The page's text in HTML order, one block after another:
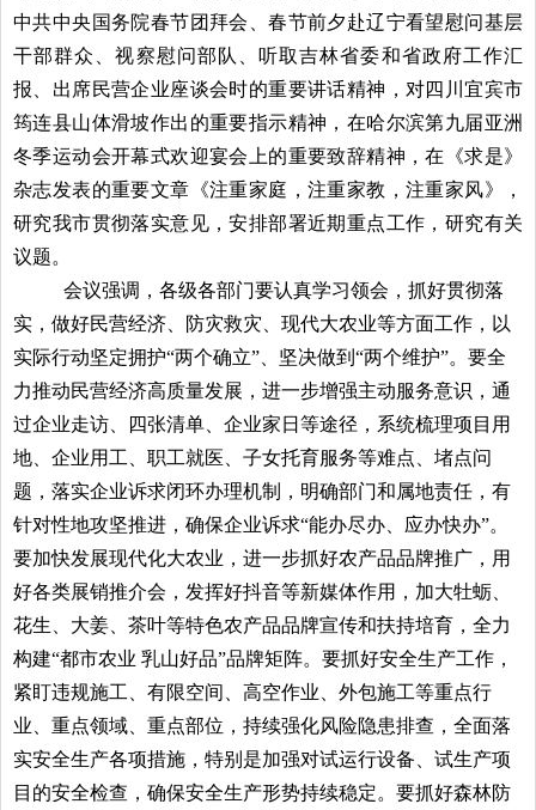
中共中央国务院春节团拜会、春节前夕赴辽宁看望慰问基层
干部群众、视察慰问部队、听取吉林省委和省政府工作汇
报、出席民营企业座谈会时的重要讲话精神，对四川宜宾市
筠连县山体滑坡作出的重要指示精神，在哈尔滨第九届亚洲
冬季运动会开幕式欢迎宴会上的重要致辞精神，在《求是》
杂志发表的重要文章《注重家庭，注重家教，注重家风》，
研究我市贯彻落实意见，安排部署近期重点工作，研究有关
议题。
会议强调，各级各部门要认真学习领会，抓好贯彻落
实，做好民营经济、防灾救灾、现代大农业等方面工作，以
实际行动坚定拥护“两个确立”、坚决做到“两个维护”。要全
力推动民营经济高质量发展，进一步增强主动服务意识，通
过企业走访、四张清单、企业家日等途径，系统梳理项目用
地、企业用工、职工就医、子女托育服务等难点、堵点问
题，落实企业诉求闭环办理机制，明确部门和属地责任，有
针对性地攻坚推进，确保企业诉求“能办尽办、应办快办”。
要加快发展现代化大农业，进一步抓好农产品品牌推广，用
好各类展销推介会，发挥好抖音等新媒体作用，加大牡蛎、
花生、大姜、茶叶等特色农产品品牌宣传和扶持培育，全力
构建“都市农业 乳山好品”品牌矩阵。要抓好安全生产工作，
紧盯违规施工、有限空间、高空作业、外包施工等重点行
业、重点领域、重点部位，持续强化风险隐患排查，全面落
实安全生产各项措施，特别是加强对试运行设备、试生产项
目的安全检查，确保安全生产形势持续稳定。要抓好森林防